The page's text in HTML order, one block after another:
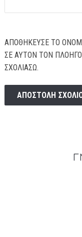
ΑΠΟΘΉΚΕΥΣΕ ΤΟ
ΣΕ ΑΥΤΌΝ ΤΟΝ
ΣΧΟΛΙΆΣΩ.